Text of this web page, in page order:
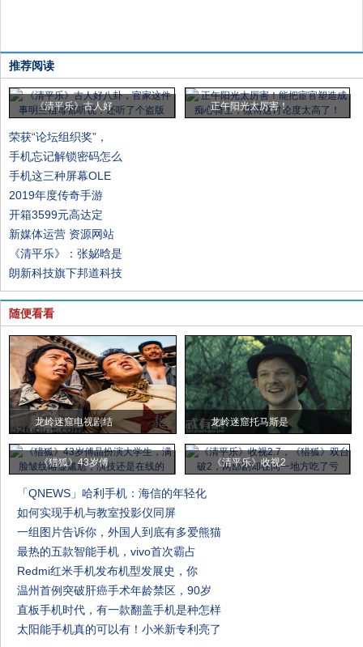
推荐阅读
《清平乐》古人好 正午阳光太厉害！
荣获“论坛组织奖”，
手机忘记解锁密码怎么
手机这三种屏幕OLE
2019年度传奇手游
开箱3599元高达定
新媒体运营 资源网站
《清平乐》：张妼晗是
朗新科技旗下邦道科技
随便看看
龙岭迷窟电视剧结 龙岭迷窟托马斯是
《猎狐》43岁傅 《清平乐》收视2
「QNEWS」哈利手机：海信的年轻化
如何实现手机与教室投影仪同屏
一组图片告诉你，外国人到底有多爱熊猫
最热的五款智能手机，vivo首次霸占
Redmi红米手机发布机型发展史，你
温州首例突破肝癌手术年龄禁区，90岁
直板手机时代，有一款翻盖手机是种怎样
太阳能手机真的可以有！小米新专利亮了